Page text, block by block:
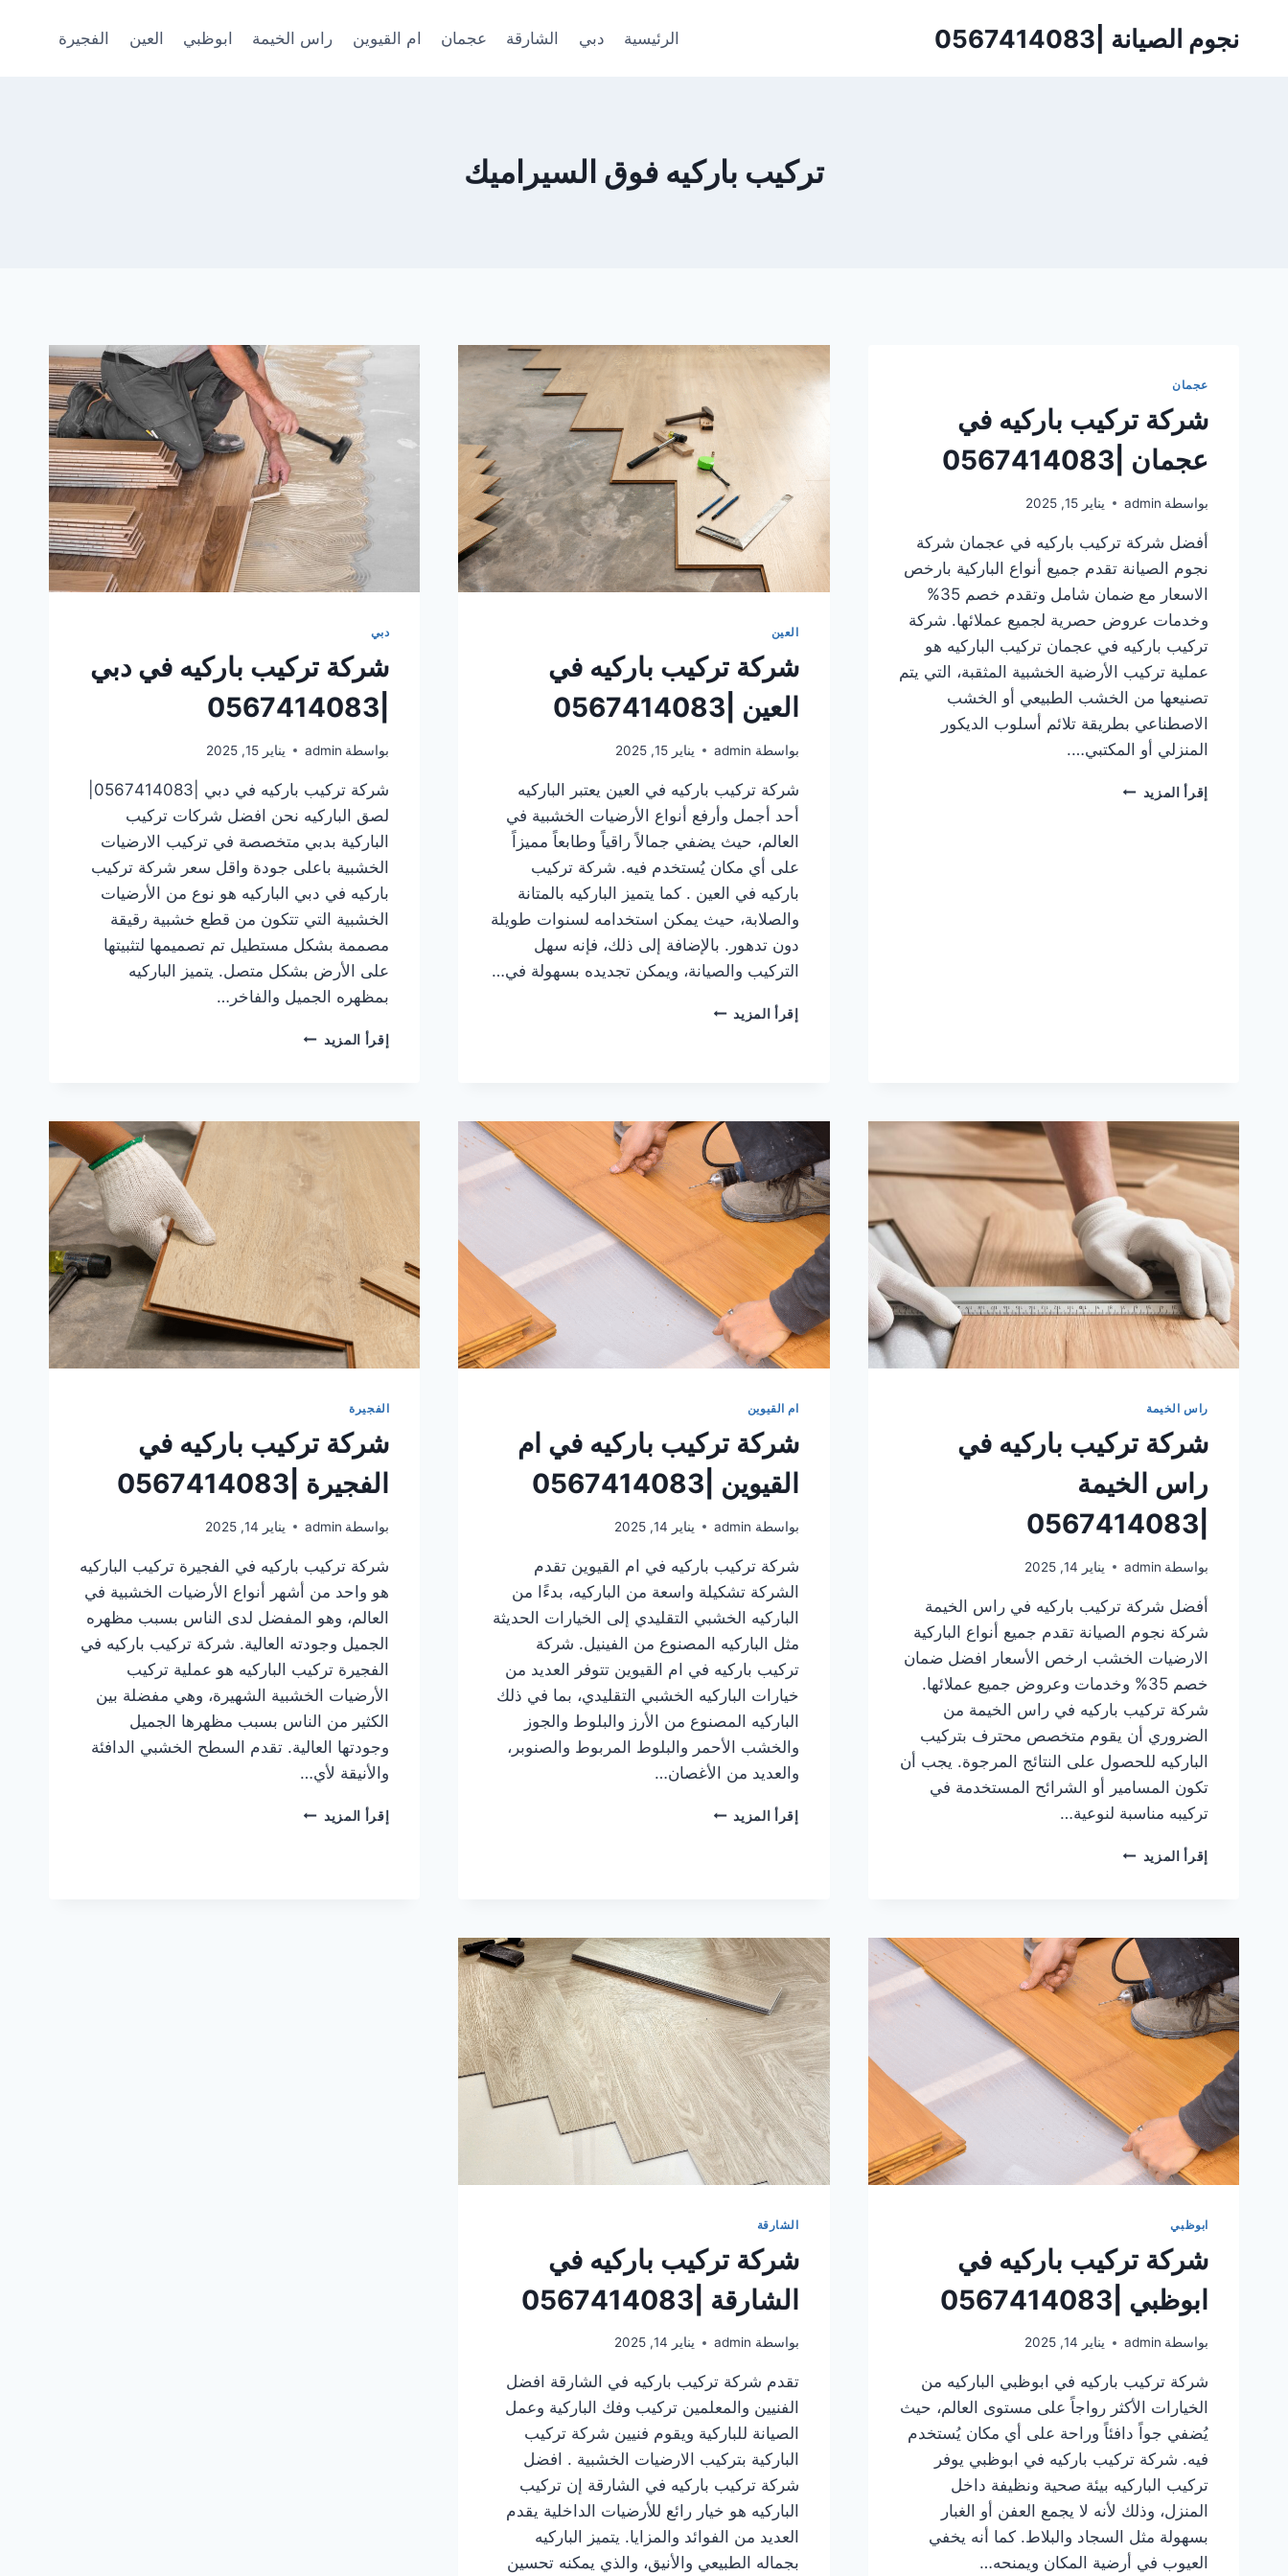
نجوم الصيانة |0567414083 الرئيسية دبي الشارقة عجمان ام القيوين راس الخيمة ابوظبي العين الفجيرة
تركيب باركيه فوق السيراميك
عجمان
شركة تركيب باركيه في
عجمان |0567414083
بواسطة admin يناير 15, 2025
أفضل شركة تركيب باركيه في عجمان شركة
نجوم الصيانة تقدم جميع أنواع الباركية بارخص
الاسعار مع ضمان شامل وتقدم خصم 35%
وخدمات عروض حصرية لجميع عملائها. شركة
تركيب باركيه في عجمان تركيب الباركيه هو
عملية تركيب الأرضية الخشبية المثقبة، التي يتم
تصنيعها من الخشب الطبيعي أو الخشب
الاصطناعي بطريقة تلائم أسلوب الديكور
المنزلي أو المكتبي….
إقرأ المزيد شركة
العين
شركة تركيب باركيه في
العين |0567414083
بواسطة admin يناير 15, 2025
شركة تركيب باركيه في العين يعتبر الباركيه
أحد أجمل وأرفع أنواع الأرضيات الخشبية في
العالم، حيث يضفي جمالاً راقياً وطابعاً مميزاً
على أي مكان يُستخدم فيه. شركة تركيب
باركيه في العين . كما يتميز الباركيه بالمتانة
والصلابة، حيث يمكن استخدامه لسنوات طويلة
دون تدهور. بالإضافة إلى ذلك، فإنه سهل
التركيب والصيانة، ويمكن تجديده بسهولة في…
إقرأ المزيد شركة
دبي
شركة تركيب باركيه في دبي
بواسطة admin يناير 15, 2025
لصق الباركيه نحن افضل شركات تركيب
الباركية بدبي متخصصة في تركيب الارضيات
الخشبية باعلى جودة واقل سعر شركة تركيب
باركيه في دبي الباركيه هو نوع من الأرضيات
الخشبية التي تتكون من قطع خشبية رقيقة
مصممة بشكل مستطيل تم تصميمها لتثبيتها
على الأرض بشكل متصل. يتميز الباركيه
بمظهره الجميل والفاخر…
إقرأ المزيد شركة
راس الخيمة
شركة تركيب باركيه في
راس الخيمة
بواسطة admin يناير 14, 2025
أفضل شركة تركيب باركيه في راس الخيمة
شركة نجوم الصيانة تقدم جميع أنواع الباركية
الارضيات الخشب ارخص الأسعار افضل ضمان
خصم 35% وخدمات وعروض جميع عملائها.
شركة تركيب باركيه في راس الخيمة من
الضروري أن يقوم متخصص محترف بتركيب
الباركيه للحصول على النتائج المرجوة. يجب أن
تكون المسامير أو الشرائح المستخدمة في
تركيبه مناسبة لنوعية…
إقرأ المزيد شركة
الخيمة
|0567414083
ام القيوين
شركة تركيب باركيه في ام
القيوين |0567414083
بواسطة admin يناير 14, 2025
شركة تركيب باركيه في ام القيوين تقدم
الشركة تشكيلة واسعة من الباركيه، بدءًا من
الباركيه الخشبي التقليدي إلى الخيارات الحديثة
مثل الباركيه المصنوع من الفينيل. شركة
تركيب باركيه في ام القيوين تتوفر العديد من
خيارات الباركيه الخشبي التقليدي، بما في ذلك
الباركيه المصنوع من الأرز والبلوط والجوز
والخشب الأحمر والبلوط المربوط والصنوبر،
والعديد من الأغصان…
إقرأ المزيد شركة
الفجيرة
شركة تركيب باركيه في
الفجيرة |0567414083
بواسطة admin يناير 14, 2025
شركة تركيب باركيه في الفجيرة تركيب الباركيه
هو واحد من أشهر أنواع الأرضيات الخشبية في
العالم، وهو المفضل لدى الناس بسبب مظهره
الجميل وجودته العالية. شركة تركيب باركيه في
الفجيرة تركيب الباركيه هو عملية تركيب
الأرضيات الخشبية الشهيرة، وهي مفضلة بين
الكثير من الناس بسبب مظهرها الجميل
وجودتها العالية. تقدم السطح الخشبي الدافئة
والأنيقة لأي…
إقرأ المزيد شركة
ابوظبي
شركة تركيب باركيه في
ابوظبي |0567414083
بواسطة admin يناير 14, 2025
شركة تركيب باركيه في ابوظبي الباركيه من
الخيارات الأكثر رواجاً على مستوى العالم، حيث
يُضفي جواً دافئاً وراحة على أي مكان يُستخدم
فيه. شركة تركيب باركيه في ابوظبي يوفر
تركيب الباركيه بيئة صحية ونظيفة داخل
المنزل، وذلك لأنه لا يجمع العفن أو الغبار
بسهولة مثل السجاد والبلاط. كما أنه يخفي
العيوب في أرضية المكان ويمنحه…
الشارقة
شركة تركيب باركيه في
الشارقة |0567414083
بواسطة admin يناير 14, 2025
تقدم شركة تركيب باركيه في الشارقة افضل
الفنيين والمعلمين تركيب وفك الباركية وعمل
الصيانة للباركية ويقوم فنيين شركة تركيب
الباركية بتركيب الارضيات الخشبية . افضل
شركة تركيب باركيه في الشارقة إن تركيب
الباركيه هو خيار رائع للأرضيات الداخلية يقدم
العديد من الفوائد والمزايا. يتميز الباركيه
بجماله الطبيعي والأنيق، والذي يمكنه تحسين